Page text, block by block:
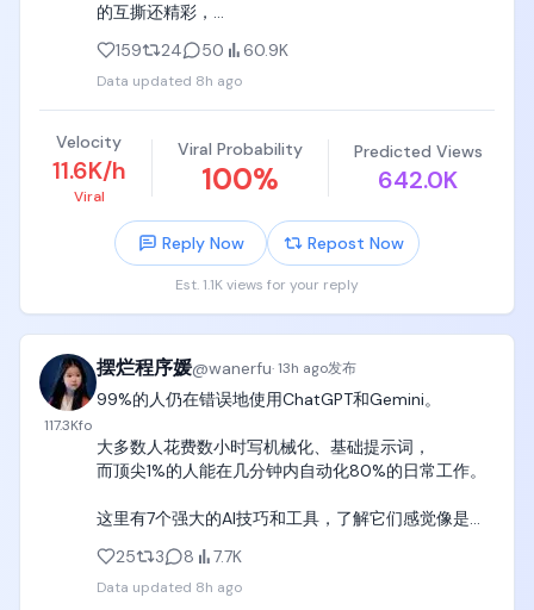
的互撕还精彩，
Tibo真的是个狠人，本来ChatGPT Work和Codex的
使用限额重置的猴子分桃游戏早就结束了 ，刚刚跟
Anthropic的@bcherny  Boris互怼，吵着吵着直接给
所有付费用户发了一周免费额度。
好家伙，别的公司互撕：发律师函。
OpenAI的Tibo互撕：给所有用户重置了周限额。
建议AI圈以后都按这个标准来hh
他就在X上吐槽。
阴阳怪气地说：
"我倒是想帮你啊，可惜我不在Anthropic上班。
这有点奇怪吧？
这话一出，
159 24 50 60.9K
Data updated 8h ago
Velocity
11.6K/h
Viral
Viral Probability
100%
Predicted Views
642.0K
Reply Now Repost Now
Est. 1.1K views for your reply
117.3Kfo
摆烂程序媛@wanerfu·13h ago发布
99%的人仍在错误地使用ChatGPT和Gemini。
大多数人花费数小时写机械化、基础提示词，
而顶尖1%的人能在几分钟内自动化80%的日常工作。
这里有7个强大的AI技巧和工具，了解它们感觉像是作
25 3 8 7.7K
Data updated 8h ago